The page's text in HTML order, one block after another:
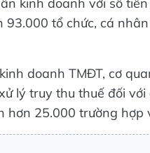
kinh doanh với số
tổ chức, cá
doanh TMĐT, cơ
lý truy thu thuế đối
hơn 25.000 trường hợp